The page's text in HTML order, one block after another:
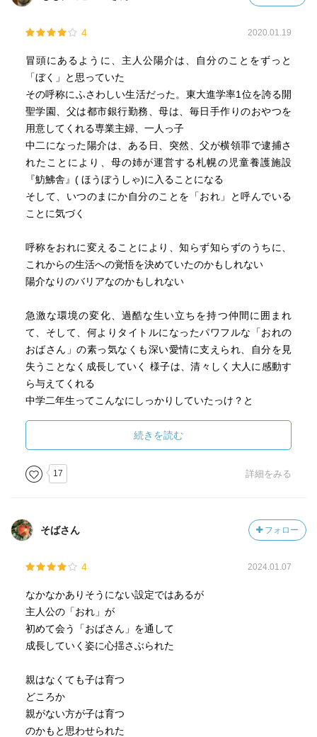
4 2020.01.19
冒頭にあるように、主人公陽介は、自分のことをずっと
「ぼく」と思っていた
その呼称にふさわしい生活だった。東大進学率1位を誇る開
聖学園、父は都市銀行勤務、母は、毎日手作りのおやつを
用意してくれる専業主婦、一人っ子
中二になった陽介は、ある日、突然、父が横領罪で逮捕さ
れたことにより、母の姉が運営する札幌の児童養護施設
『魴鮄舎』( ほうぼうしゃ)に入ることになる
そして、いつのまにか自分のことを「おれ」と呼んでいる
ことに気づく
呼称をおれに変えることにより、知らず知らずのうちに、
これからの生活への覚悟を決めていたのかもしれない
陽介なりのバリアなのかもしれない
急激な環境の変化、過酷な生い立ちを持つ仲間に囲まれ
て、そして、何よりタイトルになったパワフルな「おれの
おばさん」の素っ気なくも深い愛情に支えられ、自分を見
失うことなく成長していく 様子は、清々しく大人に感動す
ら与えてくれる
中学二年生ってこんなにしっかりしていたっけ？と
小野寺史宜さんの作品に似たものを感じるが、この作品に
は、大人も子供も、みんな悩みや悲しみを抱えてはいる
が、少しでも現状を打開しようと奮闘・奔走する姿が読む
者に力を与えてくれている気がする
続きを読む
17 詳細をみる
そばさん フォロー
4 2024.01.07
なかなかありそうにない設定ではあるが
主人公の「おれ」が
初めて会う「おばさん」を通して
成長していく姿に心揺さぶられた
親はなくても子は育つ
どころか
親がない方が子は育つ
のかもと思わせられた